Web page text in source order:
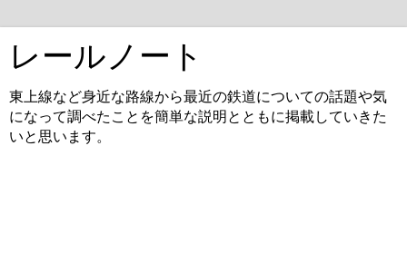
レールノート
東上線など身近な路線から最近の鉄道についての話題や気
になって調べたことを簡単な説明とともに掲載していきた
いと思います。